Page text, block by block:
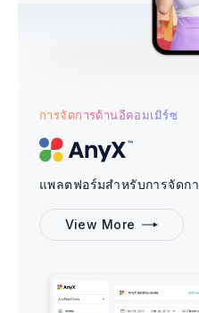
การจัดการด้านอีคอมเมิร์ซ
แพลตฟอร์มสำหรับการจัดก
View More